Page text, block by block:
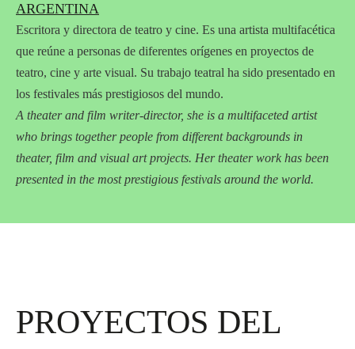
ARGENTINA
Escritora y directora de teatro y cine. Es una artista multifacética
que reúne a personas de diferentes orígenes en proyectos de
teatro, cine y arte visual. Su trabajo teatral ha sido presentado en
los festivales más prestigiosos del mundo.
A theater and film writer-director, she is a multifaceted artist
who brings together people from different backgrounds in
theater, film and visual art projects. Her theater work has been
presented in the most prestigious festivals around the world.
PROYECTOS DEL